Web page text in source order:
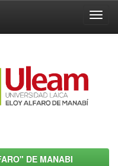
DE MANABI